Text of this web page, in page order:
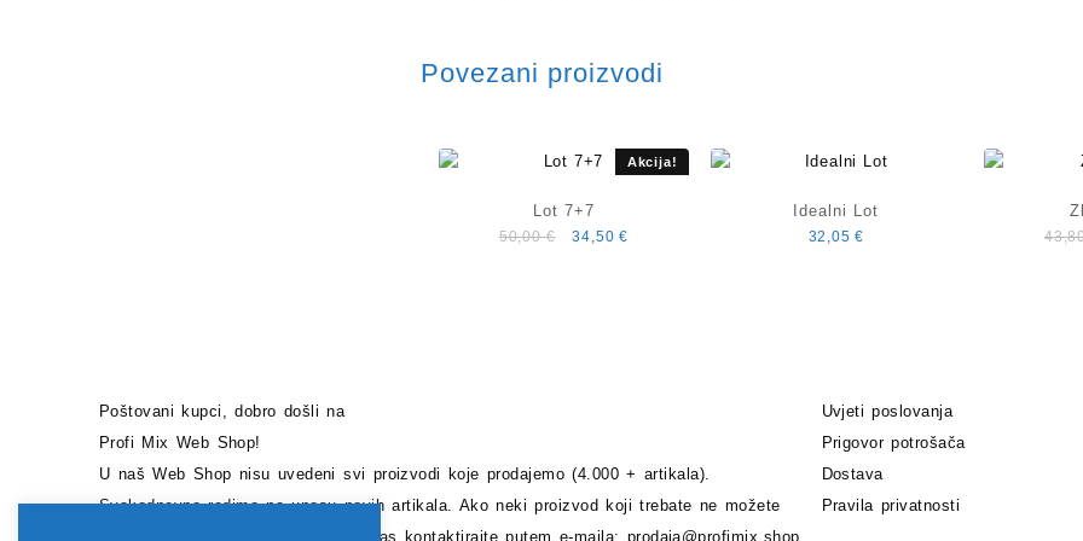
Povezani proizvodi
Akcija!
Lot 7+7
50,00€
Izvorna
34,50€Trenutna
Idealni Lot
32,05€
Poštovani kupci, dobro došli na
Profi Mix Web Shop!
U naš Web Shop nisu uvedeni svi proizvodi koje prodajemo (4.000 + artikala).
Svakodnevno radimo na unosu novih artikala. Ako neki proizvod koji trebate ne možete
pronaći u našem Shopu, slobodno nas kontaktirajte putem e-maila: prodaja@profimix.shop
Uvjeti poslovanja
Prigovor potrošača
Dostava
Pravila privatnosti